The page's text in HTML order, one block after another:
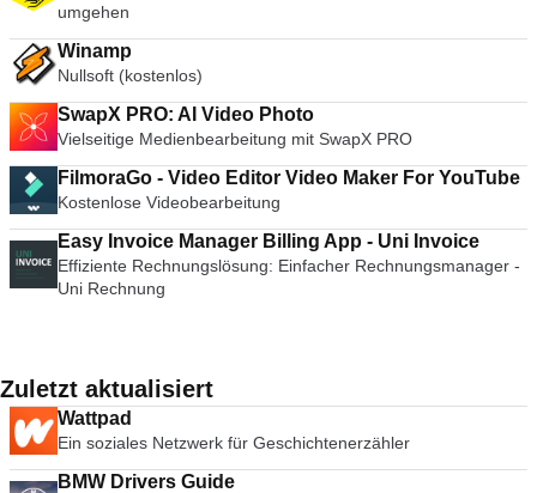
umgehen
Winamp
Nullsoft (kostenlos)
SwapX PRO: AI Video Photo
Vielseitige Medienbearbeitung mit SwapX PRO
FilmoraGo - Video Editor Video Maker For YouTube
Kostenlose Videobearbeitung
Easy Invoice Manager Billing App - Uni Invoice
Effiziente Rechnungslösung: Einfacher Rechnungsmanager -
Uni Rechnung
Zuletzt aktualisiert
Wattpad
Ein soziales Netzwerk für Geschichtenerzähler
BMW Drivers Guide